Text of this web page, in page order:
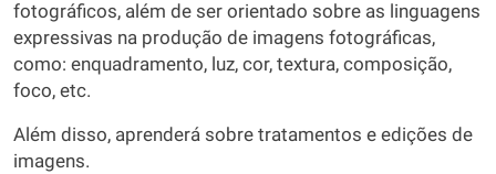
fotográficos, além de ser orientado sobre as linguagens
expressivas na produção de imagens fotográficas,
como: enquadramento, luz, cor, textura, composição,
foco, etc.
Além disso, aprenderá sobre tratamentos e edições de
imagens.